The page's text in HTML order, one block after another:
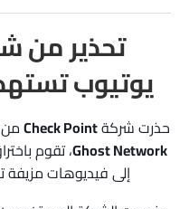
تحذير من
يوتيوب
حذرت شركةCheck Point
Ghost Network، تقوم
إلى فيديوهات مزيفة